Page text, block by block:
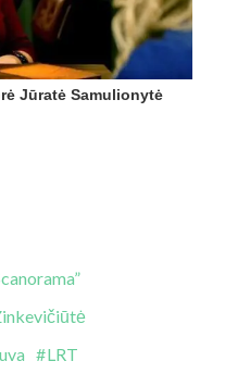
Jūratė Samulionytė
LRT